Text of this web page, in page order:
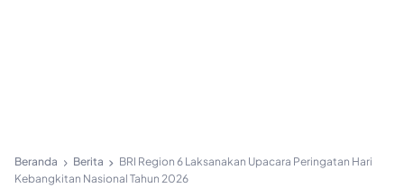
Beranda Berita
BRI Region 6 Laksanakan Upacara Peringatan Hari
Kebangkitan Nasional Tahun 2026